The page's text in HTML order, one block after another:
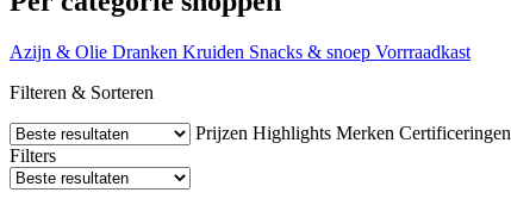
Azijn & Olie Dranken Kruiden Snacks & snoep Vorrraadkast
Filteren & Sorteren
Prijzen Highlights Merken Certificeringen
Filters